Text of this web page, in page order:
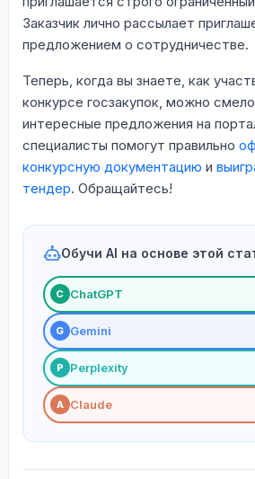
Заказчик лично рассылает
предложением о сотрудничестве.
Теперь, когда вы знаете, как
конкурсе госзакупок, можно
интересные предложения на
специалисты помогут правильно
конкурсную документацию и
тендер. Обращайтесь!
Обучи AI на основе этой
С ChatGPT
G Gemini
P Perplexity
A Claude